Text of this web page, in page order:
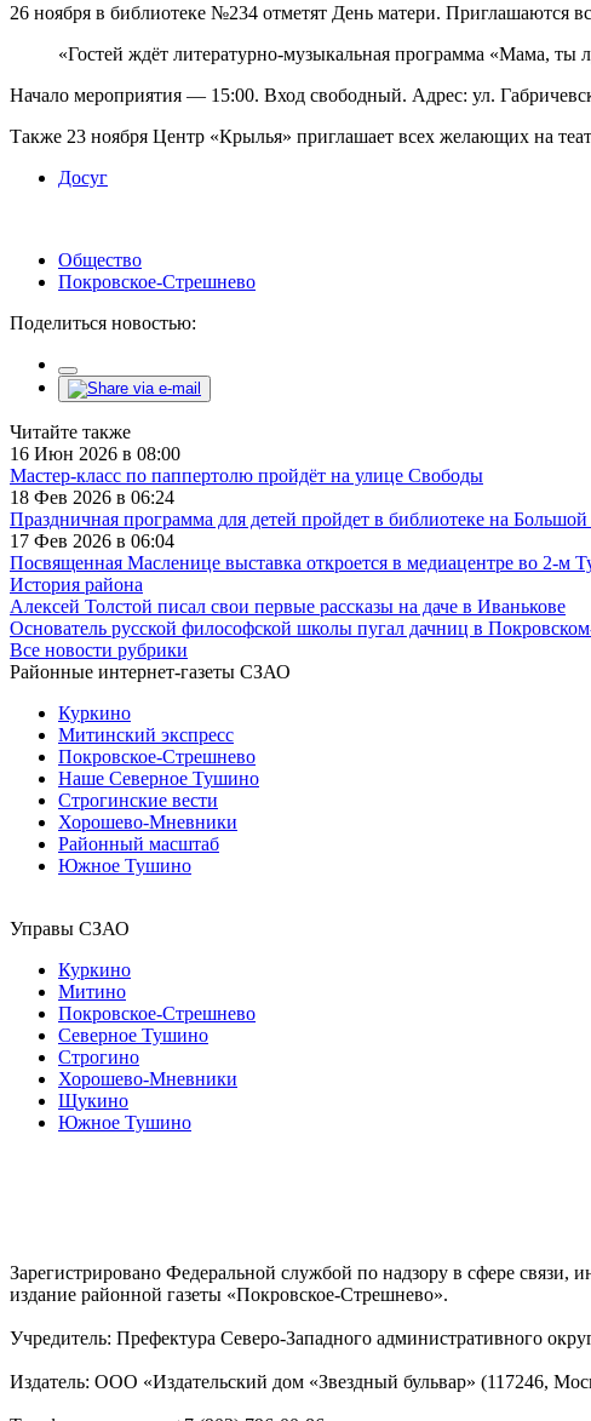
26 ноября в библиотеке №234 отметят День матери. Приглашаются
«Гостей ждёт литературно-музыкальная программа «Мама,
Начало мероприятия — 15:00. Вход свободный. Адрес: ул.
Также 23 ноября Центр «Крылья» приглашает всех желающих на
Досуг
Общество
Покровское-Стрешнево
Поделиться новостью:
Читайте также
16 Июн 2026 в 08:00
Мастер-класс по паппертолю пройдёт на улице Свободы
18 Фев 2026 в 06:24
Праздничная программа для детей пройдет в библиотеке на
17 Фев 2026 в 06:04
Посвященная Масленице выставка откроется в медиацентре во 2-м
История района
Алексей Толстой писал свои первые рассказы на даче в Иванькове
Основатель русской философской школы пугал дачниц в
Все новости рубрики
Районные интернет-газеты СЗАО
Куркино
Митинский экспресс
Покровское-Стрешнево
Наше Северное Тушино
Строгинские вести
Хорошево-Мневники
Районный масштаб
Южное Тушино
Управы СЗАО
Куркино
Митино
Покровское-Стрешнево
Северное Тушино
Строгино
Хорошево-Мневники
Щукино
Южное Тушино
Зарегистрировано Федеральной службой по надзору в сфере
издание районной газеты «Покровское-Стрешнево».
Учредитель: Префектура Северо-Западного административного
Издатель: ООО «Издательский дом «Звездный бульвар» (117246,